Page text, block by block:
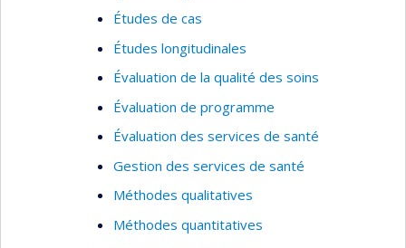
Études de cas
Études longitudinales
Évaluation de la qualité des soins
Évaluation de programme
Évaluation des services de santé
Gestion des services de santé
Méthodes qualitatives
Méthodes quantitatives